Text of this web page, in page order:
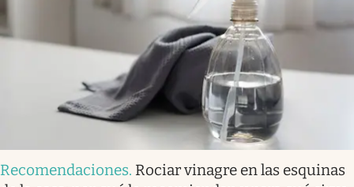
Recomendaciones. Rociar vinagre en las esquinas